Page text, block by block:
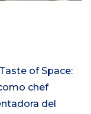
of Space:
chef
del